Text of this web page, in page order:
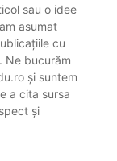
sau o idee
asumat
cu
Ne bucurăm
și suntem
a cita sursa
și